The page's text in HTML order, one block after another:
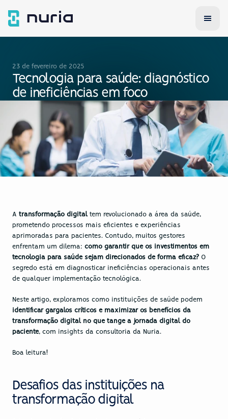
23 de fevereiro de 2025
Tecnologia para saúde: diagnóstico
de ineficiências em foco
A transformação digital tem revolucionado a área da saúde,
prometendo processos mais eficientes e experiências
aprimoradas para pacientes. Contudo, muitos gestores
enfrentam um dilema: como garantir que os investimentos em
tecnologia para saúde sejam direcionados de forma eficaz? O
segredo está em diagnosticar ineficiências operacionais antes
de qualquer implementação tecnológica.
identificar gargalos críticos e maximizar os benefícios da
transformação digital no que tange a jornada digital do
paciente, com insights da consultoria da Nuria.
Boa leitura!
Desafios das instituições na
transformação digital